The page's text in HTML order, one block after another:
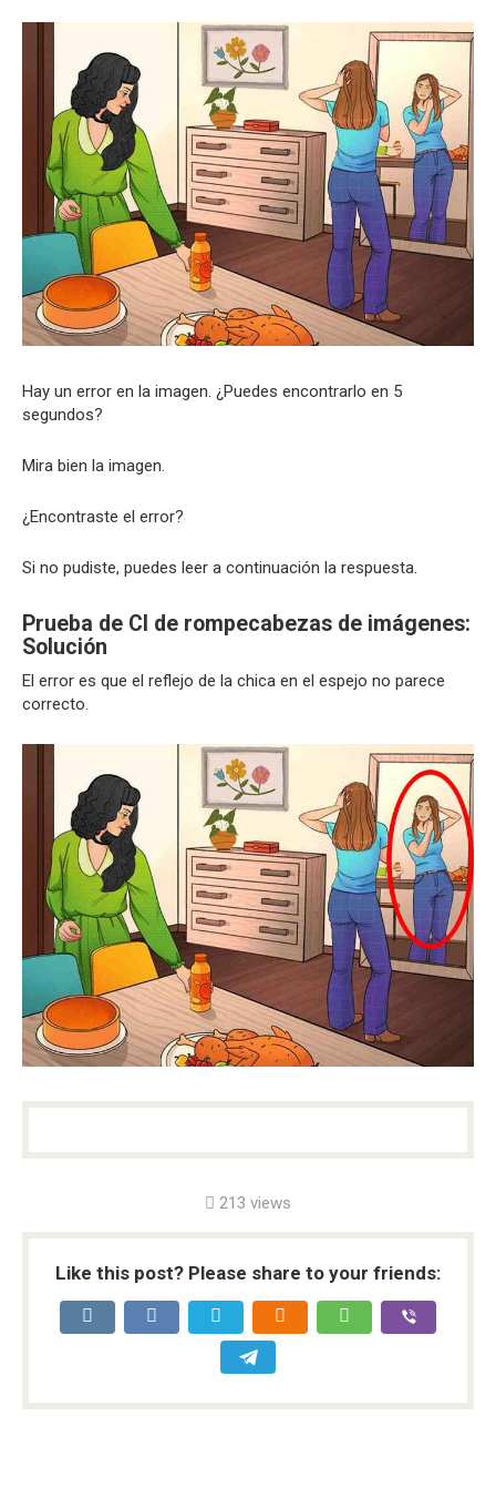
Hay un error en la imagen. ¿Puedes encontrarlo en 5
segundos?
Mira bien la imagen.
¿Encontraste el error?
Si no pudiste, puedes leer a continuación la respuesta.
Prueba de CI de rompecabezas de imágenes:
Solución
El error es que el reflejo de la chica en el espejo no parece
correcto.
213 views
Like this post? Please share to your friends: